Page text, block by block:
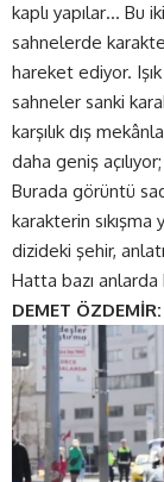
kaplı yapılar… Bu
sahnelerde
hareket ediyor.
sahneler sanki
karşılık dış
daha geniş
Burada görüntü
karakterin
dizideki şehir,
Hatta bazı
DEMET